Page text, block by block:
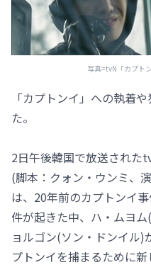
写真=tvN「カプト
「カプトンイ」への執着
た。
2日午後韓国で放送された
(脚本：クォン・ウンミ、
は、20年前のカプトンイ
件が起きた中、ハ・ムヨ
ョルゴン(ソン・ドンイル)
プトンイを捕まるために新